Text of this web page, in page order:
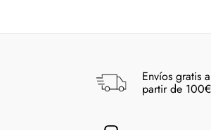
Envíos gratis a
partir de 100€